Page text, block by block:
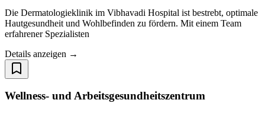
Die Dermatologieklinik im Vibhavadi Hospital ist bestrebt, optimale
Hautgesundheit und Wohlbefinden zu fördern. Mit einem Team
erfahrener Spezialisten
Details anzeigen →
Wellness- und Arbeitsgesundheitszentrum